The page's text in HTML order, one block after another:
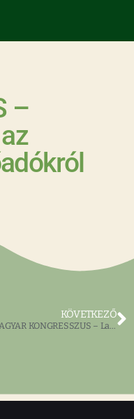
–
KÖVETKEZŐ
58. MAGYAR KONGRESSZUS – Ladanyi Pályázat résztvevői